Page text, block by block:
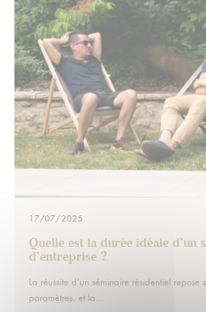
Quelle est la durée idéale d’un
d’entreprise ?
17/07/2025
Extrait :
La réussite d’un séminaire résidentiel repose
paramètres, et la…